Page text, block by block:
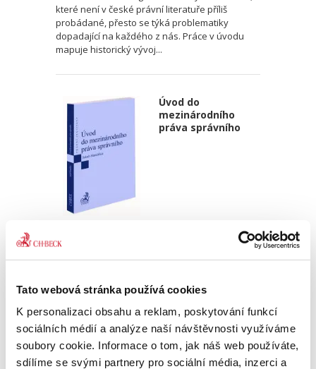
Tato webová stránka používá cookies
K personalizaci obsahu a reklam, poskytování funkcí
sociálních médií a analýze naší návštěvnosti využíváme
soubory cookie. Informace o tom, jak náš web používáte,
sdílíme se svými partnery pro sociální média, inzerci a
které není v české právní literatuře příliš
probádané, přesto se týká problematiky
dopadající na každého z nás. Práce v úvodu
mapuje historický vývoj...
Úvod do
mezinárodního
práva správního
390,00 Kč
Stejně jako je tomu ve vztazích práva
může vyskytovat prvek s vazbou na právní
úpravu platnou v zahraničí (lex loci extera).
Takovým prvkem jsou...